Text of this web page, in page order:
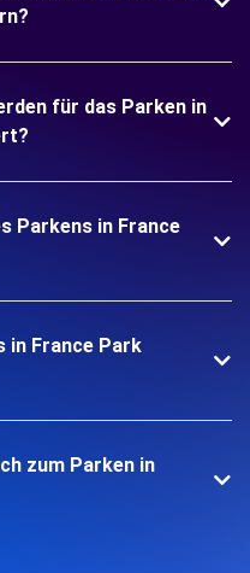
für das Parken in
Parkens in France
in France Park
zum Parken in